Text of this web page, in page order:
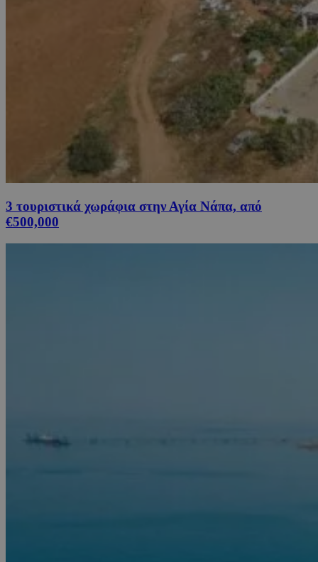
3 τουριστικά χωράφια στην Αγία Νάπα, από
€500,000